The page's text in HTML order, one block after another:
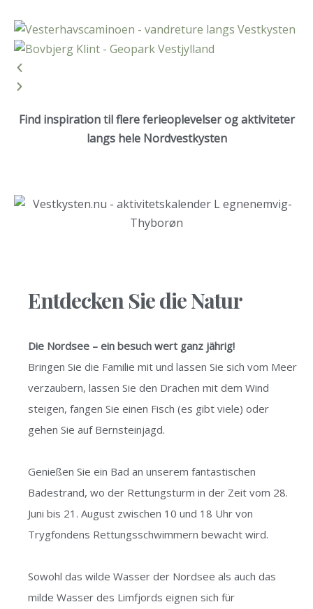
Find inspiration til flere ferieoplevelser og aktiviteter
langs hele Nordvestkysten
Entdecken Sie die Natur
Die Nordsee – ein besuch wert ganz jährig!
Bringen Sie die Familie mit und lassen Sie sich vom Meer
verzaubern, lassen Sie den Drachen mit dem Wind
steigen, fangen Sie einen Fisch (es gibt viele) oder
gehen Sie auf Bernsteinjagd.
Genießen Sie ein Bad an unserem fantastischen
Badestrand, wo der Rettungsturm in der Zeit vom 28.
Juni bis 21. August zwischen 10 und 18 Uhr von
Trygfondens Rettungsschwimmern bewacht wird.
Sowohl das wilde Wasser der Nordsee als auch das
milde Wasser des Limfjords eignen sich für